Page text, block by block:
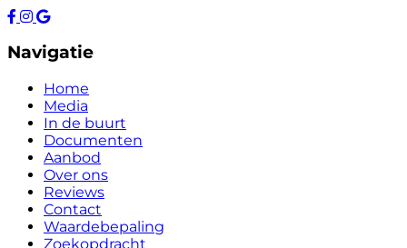
Navigatie
Home
Media
In de buurt
Documenten
Aanbod
Over ons
Reviews
Contact
Waardebepaling
Zoekopdracht